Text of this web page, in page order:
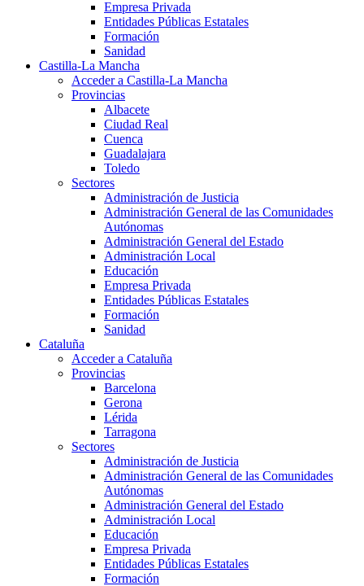
Empresa Privada
Entidades Públicas Estatales
Formación
Sanidad
Castilla-La Mancha
Acceder a Castilla-La Mancha
Provincias
Albacete
Ciudad Real
Cuenca
Guadalajara
Toledo
Sectores
Administración de Justicia
Administración General de las Comunidades
Autónomas
Administración General del Estado
Administración Local
Educación
Empresa Privada
Entidades Públicas Estatales
Formación
Sanidad
Cataluña
Acceder a Cataluña
Provincias
Barcelona
Gerona
Lérida
Tarragona
Sectores
Administración de Justicia
Administración General de las Comunidades
Autónomas
Administración General del Estado
Administración Local
Educación
Empresa Privada
Entidades Públicas Estatales
Formación